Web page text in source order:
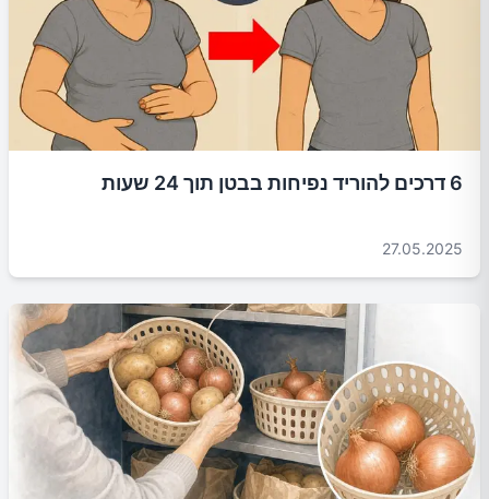
6 דרכים להוריד נפיחות בבטן תוך 24 שעות
27.05.2025